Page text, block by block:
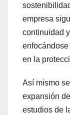
empresa
continuidad
en la
Así mismo
expansión
estudios de